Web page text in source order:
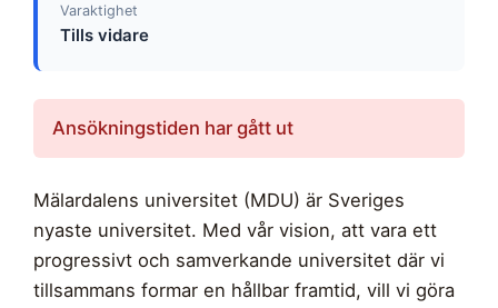
Varaktighet
Tills vidare
Ansökningstiden har gått ut
Mälardalens universitet (MDU) är Sveriges
nyaste universitet. Med vår vision, att vara ett
progressivt och samverkande universitet där vi
tillsammans formar en hållbar framtid, vill vi göra